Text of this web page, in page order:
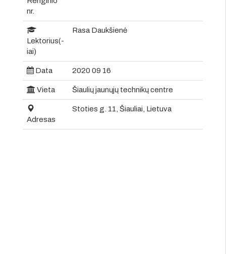
nr.
Lektorius(-
iai)
Rasa Daukšienė
Data 2020 09 16
Vieta Šiaulių jaunųjų technikų centre
Adresas
Stoties g. 11, Šiauliai, Lietuva